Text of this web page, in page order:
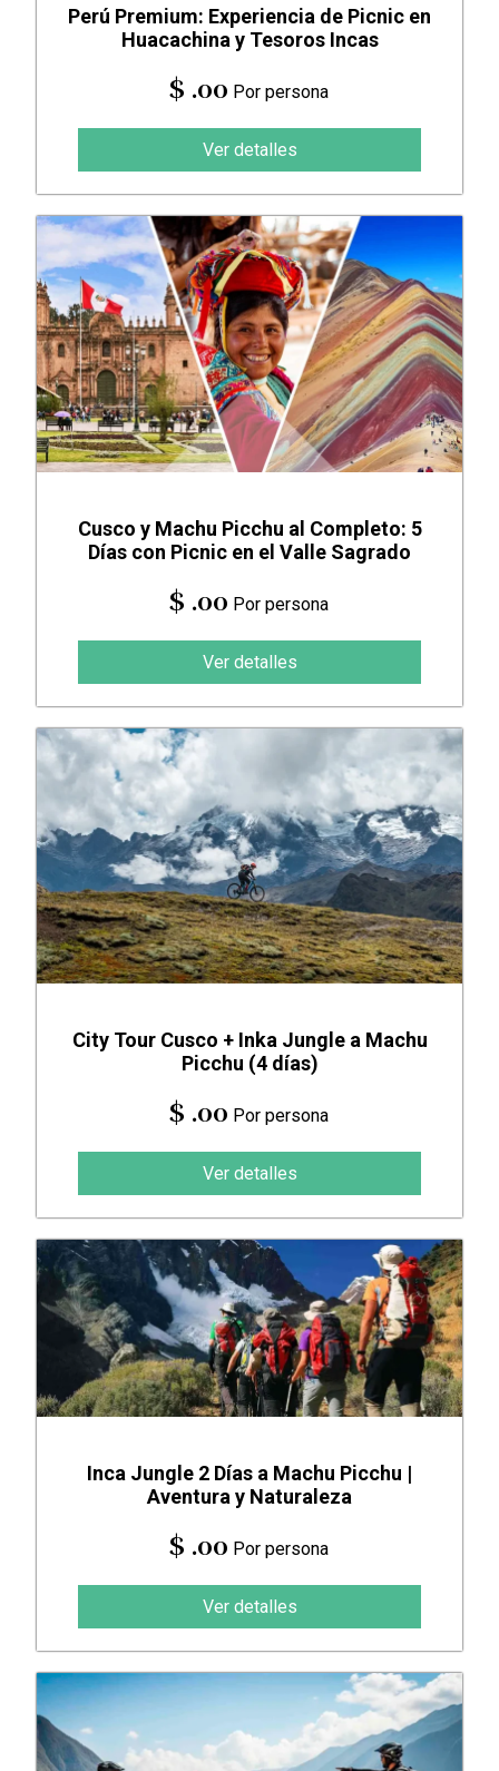
Perú Premium: Experiencia de Picnic en
Huacachina y Tesoros Incas
$ .00 Por persona
Ver detalles
Cusco y Machu Picchu al Completo: 5
Días con Picnic en el Valle Sagrado
$ .00 Por persona
Ver detalles
City Tour Cusco + Inka Jungle a Machu
Picchu (4 días)
$ .00 Por persona
Ver detalles
Inca Jungle 2 Días a Machu Picchu |
Aventura y Naturaleza
$ .00 Por persona
Ver detalles